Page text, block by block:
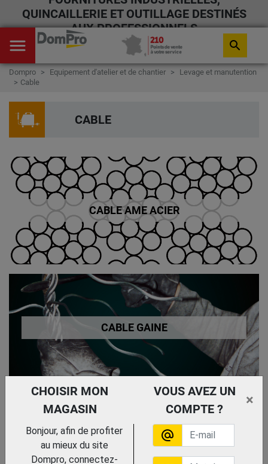
QUINCAILLERIE ET OUTILLAGE DESTINÉS
AUX PROFESSIONNELS
menu search
Dompro Equipement d'atelier et de chantier
Levage et manutention
Cable
CABLE
CABLE AME ACIER
CABLE GAINE
CABLE INOX
CHOISIR MON
MAGASIN
VOUS AVEZ UN
COMPTE ?
×
Bonjour, afin de profiter
au mieux du site
Dompro, connectez-
alternate_email